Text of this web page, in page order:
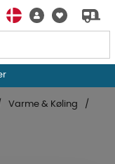
Varme & Køling